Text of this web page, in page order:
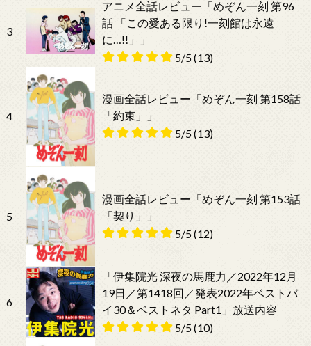
3
アニメ全話レビュー「めぞん一刻 第96
話 「この愛ある限り!一刻館は永遠
に…!!」」
5/5(13)
4
漫画全話レビュー「めぞん一刻 第158話
「約束」」
5/5(13)
5
漫画全話レビュー「めぞん一刻 第153話
「契り」」
5/5(12)
6
「伊集院光 深夜の馬鹿力／2022年12月
19日／第1418回／発表2022年ベストバ
イ30＆ベストネタ Part1」放送内容
5/5(10)